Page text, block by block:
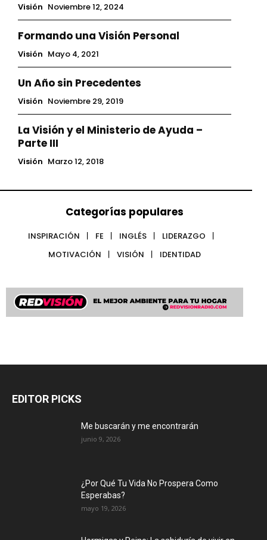
Visión Noviembre 12, 2024
Formando una Visión Personal
Visión Mayo 4, 2021
Un Año sin Precedentes
Visión Noviembre 29, 2019
La Visión y el Ministerio de Ayuda –
Parte III
Visión Marzo 12, 2018
Categorías populares
INSPIRACIÓN FE INGLÉS
LIDERAZGO
MOTIVACIÓN
VISIÓN IDENTIDAD
EDITOR PICKS
Me buscarán y me encontrarán
junio 9, 2026
¿Por Qué Tu Vida No Prospera Como
Esperabas?
mayo 19, 2026